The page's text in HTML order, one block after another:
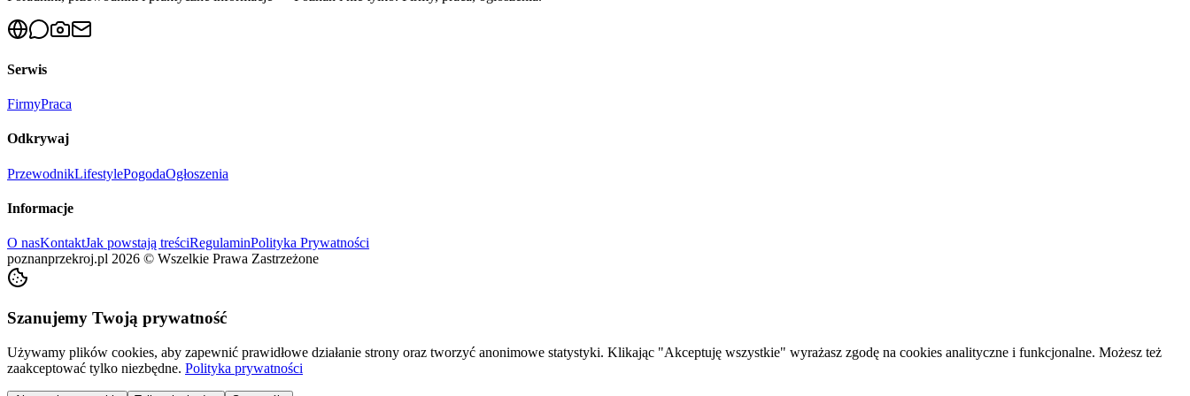
Serwis
FirmyPraca
Odkrywaj
PrzewodnikLifestylePogodaOgłoszenia
Informacje
O nasKontaktJak powstają treściRegulaminPolityka Prywatności
poznanprzekroj.pl 2026 © Wszelkie Prawa Zastrzeżone
Szanujemy Twoją prywatność
Używamy plików cookies, aby zapewnić prawidłowe działanie strony oraz tworzyć anonimowe statystyki. Klikając "Akceptuję wszystkie" wyrażasz zgodę na cookies analityczne i funkcjonalne. Możesz też
zaakceptować tylko niezbędne. Polityka prywatności